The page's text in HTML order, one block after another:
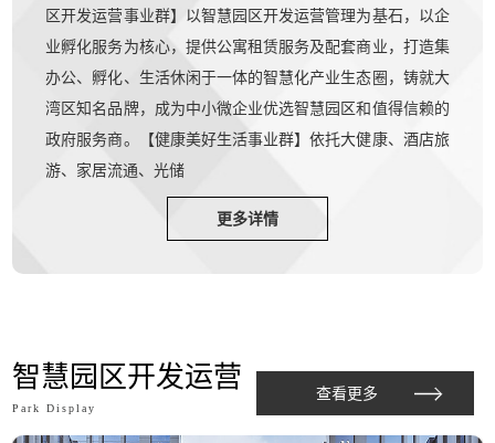
区开发运营事业群】以智慧园区开发运营管理为基石，以企
业孵化服务为核心，提供公寓租赁服务及配套商业，打造集
办公、孵化、生活休闲于一体的智慧化产业生态圈，铸就大
湾区知名品牌，成为中小微企业优选智慧园区和值得信赖的
政府服务商。【健康美好生活事业群】依托大健康、酒店旅
游、家居流通、光储
更多详情
智慧园区开发运营
Park Display
查看更多